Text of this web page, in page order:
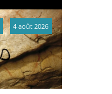
4 août 2026